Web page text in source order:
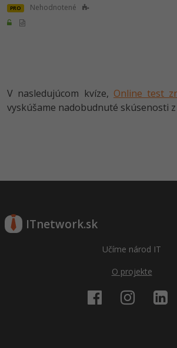
PRO Nehodnotené
V nasledujúcom kvíze, Online test
vyskúšame nadobudnuté skúsenosti
ITnetwork.sk
Učíme národ IT
O projekte